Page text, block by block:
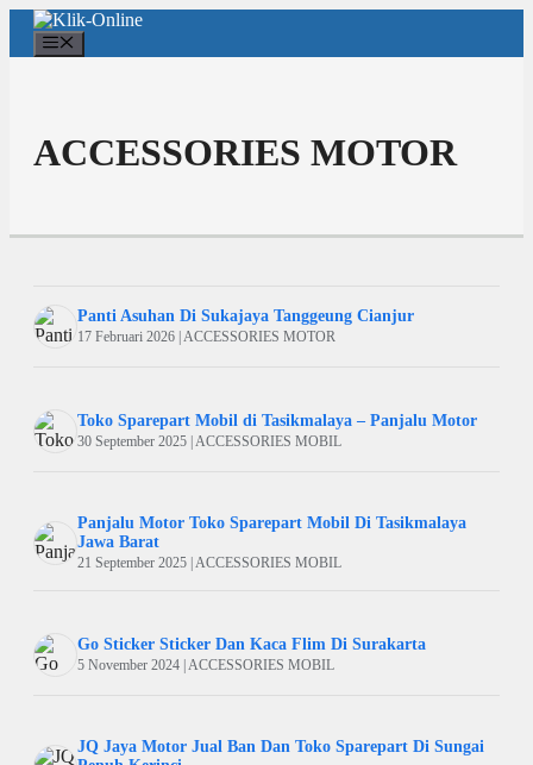
Langsung
isi
ACCESSORIES MOTOR
Panti Asuhan Di Sukajaya Tanggeung Cianjur
17 Februari 2026 | ACCESSORIES MOTOR
Toko Sparepart Mobil di Tasikmalaya – Panjalu Motor
30 September 2025 | ACCESSORIES MOBIL
Panjalu Motor Toko Sparepart Mobil Di Tasikmalaya
Jawa Barat
21 September 2025 | ACCESSORIES MOBIL
Go Sticker Sticker Dan Kaca Flim Di Surakarta
5 November 2024 | ACCESSORIES MOBIL
JQ Jaya Motor Jual Ban Dan Toko Sparepart Di Sungai